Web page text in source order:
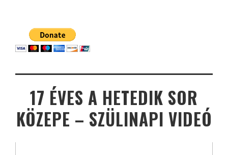
17 ÉVES A HETEDIK SOR
KÖZEPE – SZÜLINAPI VIDEÓ